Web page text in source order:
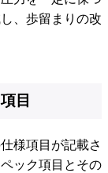
、歩留まりの改
目
様項目が記載さ
ック項目とその